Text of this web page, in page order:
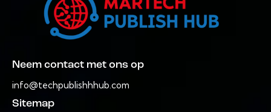
Neem contact met ons op
info@techpublishhhub.com
Sitemap